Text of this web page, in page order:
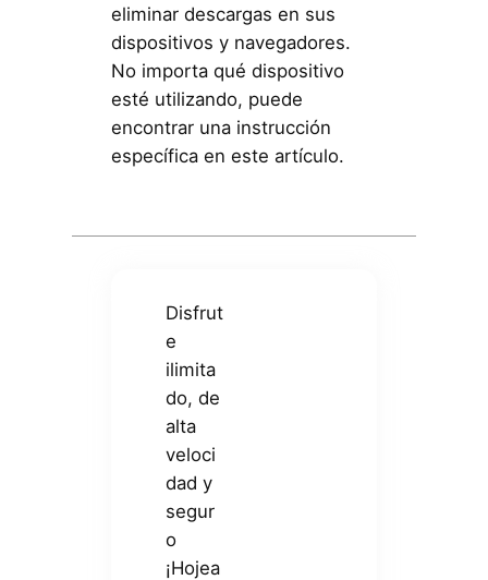
eliminar descargas en sus
dispositivos y navegadores.
No importa qué dispositivo
esté utilizando, puede
encontrar una instrucción
específica en este artículo.
Disfrut
e
ilimita
do, de
alta
veloci
dad y
segur
o
¡Hojea